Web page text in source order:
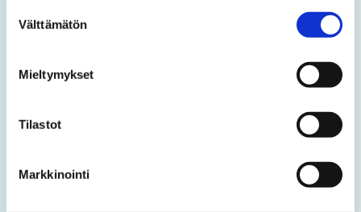
valinta
Välttämätön
Mieltymykset
Tilastot
Markkinointi